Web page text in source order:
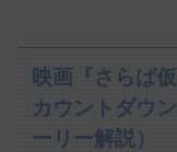
映画『さらば
カウントダウ
ーリー解説）